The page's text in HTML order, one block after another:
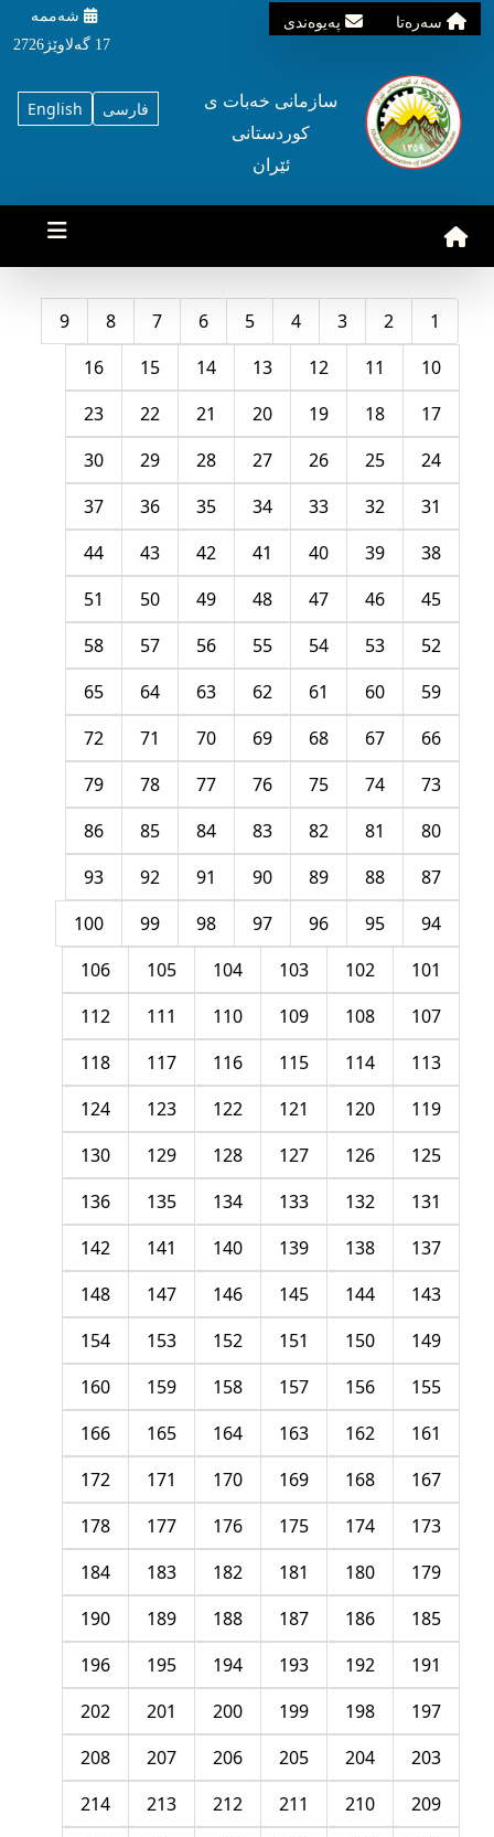
سه‌ره‌تا په‌یوه‌ندی
شه‌ممه‌
17 گه‌لاوێژ2726
English فارسی
سازمانی خه‌بات ی
کوردستانی
ئێران
1
2
3
4
5
6
7
8
9
10
11
12
13
14
15
16
17
18
19
20
21
22
23
24
25
26
27
28
29
30
31
32
33
34
35
36
37
38
39
40
41
42
43
44
45
46
47
48
49
50
51
52
53
54
55
56
57
58
59
60
61
62
63
64
65
66
67
68
69
70
71
72
73
74
75
76
77
78
79
80
81
82
83
84
85
86
87
88
89
90
91
92
93
94
95
96
97
98
99
100
101
102
103
104
105
106
107
108
109
110
111
112
113
114
115
116
117
118
119
120
121
122
123
124
125
126
127
128
129
130
131
132
133
134
135
136
137
138
139
140
141
142
143
144
145
146
147
148
149
150
151
152
153
154
155
156
157
158
159
160
161
162
163
164
165
166
167
168
169
170
171
172
173
174
175
176
177
178
179
180
181
182
183
184
185
186
187
188
189
190
191
192
193
194
195
196
197
198
199
200
201
202
203
204
205
206
207
208
209
210
211
212
213
214